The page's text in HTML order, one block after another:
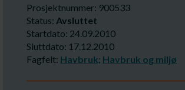
Prosjektnummer: 900533
Status: Avsluttet
Startdato: 24.09.2010
Sluttdato: 17.12.2010
Fagfelt: Havbruk; Havbruk og miljø